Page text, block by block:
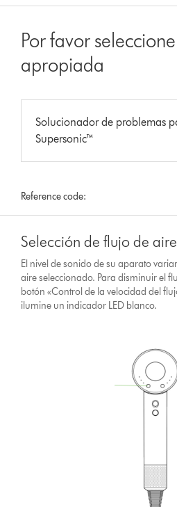
Por favor
apropiada
Solucionador de problemas
Supersonic™
Reference code:
Selección de flujo de aire
El nivel de sonido de su aparato
aire seleccionado. Para disminuir el
botón «Control de la velocidad del
ilumine un indicador LED blanco.